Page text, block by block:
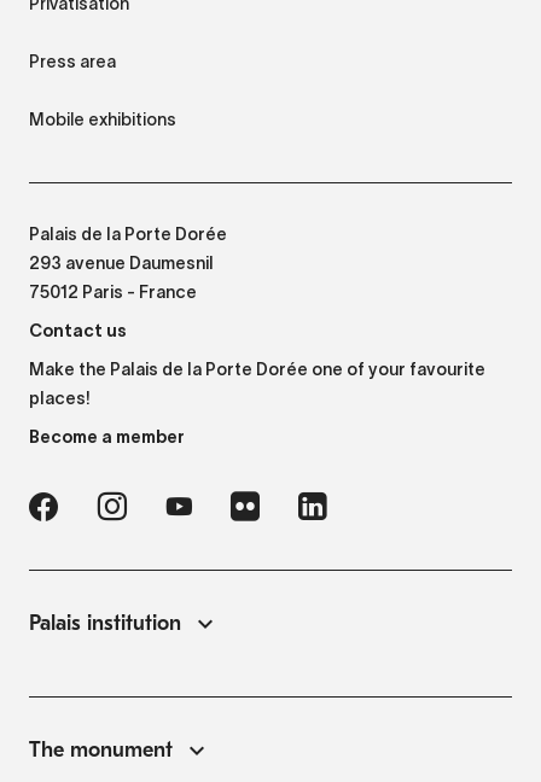
Press area
Mobile exhibitions
Palais de la Porte Dorée
293 avenue Daumesnil
75012 Paris - France
Contact us
Make the Palais de la Porte Dorée one of your favourite
places!
Become a member
Palais institution
The monument